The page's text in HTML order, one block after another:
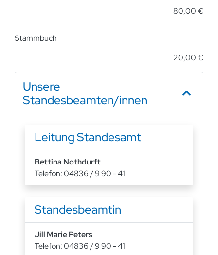
80,00 €
Stammbuch
20,00 €
Unsere
Standesbeamten/innen
Leitung Standesamt
Bettina Nothdurft
Telefon: 04836 / 9 90 - 41
Standesbeamtin
Jill Marie Peters
Telefon: 04836 / 9 90 - 41